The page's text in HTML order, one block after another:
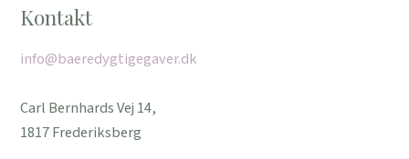
Kontakt
info@baeredygtigegaver.dk
Carl Bernhards Vej 14,
1817 Frederiksberg